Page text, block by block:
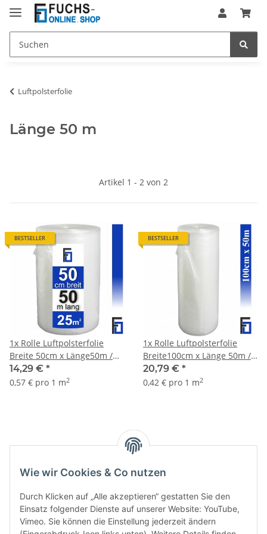
Wie wir Cookies & Co nutzen
Durch Klicken auf „Alle akzeptieren“ gestatten Sie den
Einsatz folgender Dienste auf unserer Website: YouTube,
Vimeo. Sie können die Einstellung jederzeit ändern
Luftpolsterfolie
Länge 50 m
Artikel 1 - 2 von 2
BESTSELLER
1x Rolle Luftpolsterfolie
Breite 50cm x Länge50m /
50my
14,29 € *
0,57 € pro 1 m2
BESTSELLER
1x Rolle Luftpolsterfolie
Breite100cm x Länge 50m /
50my
20,79 € *
0,42 € pro 1 m2
Artikel 1 - 2 von 2